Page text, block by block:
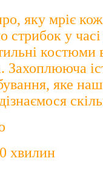
яку мріє
стрибок у
Захоплююча
яке
хвилин